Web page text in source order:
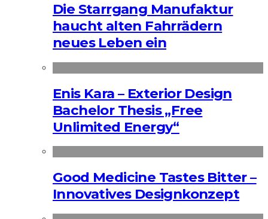
Die Starrgang Manufaktur
haucht alten Fahrrädern
neues Leben ein
Enis Kara – Exterior Design
Bachelor Thesis „Free
Unlimited Energy“
Good Medicine Tastes Bitter –
Innovatives Designkonzept